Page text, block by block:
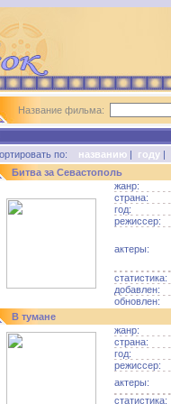
Название фильма:
по: названию | году |
Битва за Севастополь
жанр:
страна:
год:
режиссер:
актеры:
статистика:
добавлен:
обновлен:
В тумане
жанр:
страна:
год:
режиссер:
актеры:
статистика: